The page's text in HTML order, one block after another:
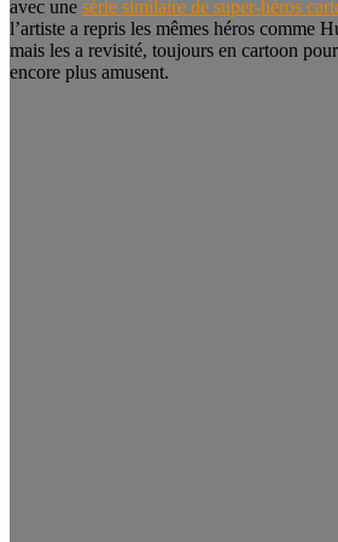
avec une série similaire de super-héros
l’artiste a repris les mêmes héros comme
mais les a revisité, toujours en cartoon
encore plus amusent.